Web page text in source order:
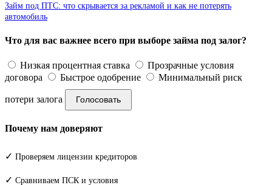
Займ под ПТС: что скрывается за рекламой и как не потерять
автомобиль
Что для вас важнее всего при выборе займа под залог?
Низкая процентная ставка
Прозрачные условия
договора
Быстрое одобрение Минимальный риск
потери залога Голосовать
Почему нам доверяют
✓ Проверяем лицензии кредиторов
✓ Сравниваем ПСК и условия